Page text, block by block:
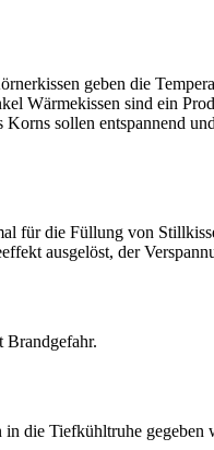
geben die
Wärmekissen sind ein
sollen entspannend
die Füllung von
ausgelöst, der
die Tiefkühltruhe gegeben